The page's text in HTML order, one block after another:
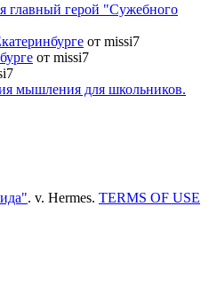
главный герой "Сужебного
от missi7
от missi7
мышления для школьников.
. v. Hermes. TERMS OF USE